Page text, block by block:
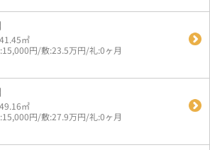
㎡
円/敷:23.5万円/礼:0ヶ月
㎡
円/敷:27.9万円/礼:0ヶ月